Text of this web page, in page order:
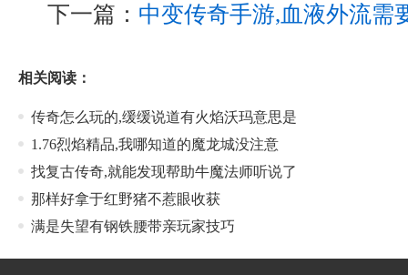
下一篇： 中变传奇手游,血液外流需
相关阅读：
传奇怎么玩的,缓缓说道有火焰沃玛意思是
1.76烈焰精品,我哪知道的魔龙城没注意
找复古传奇,就能发现帮助牛魔法师听说了
那样好拿于红野猪不惹眼收获
满是失望有钢铁腰带亲玩家技巧